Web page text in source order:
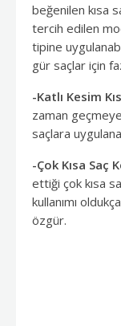
beğenilen kısa
tercih edilen
tipine
gür saçlar için
-Katlı Kesim
zaman
saçlara
-Çok Kısa Saç
ettiği çok kısa
kullanımı
özgür.